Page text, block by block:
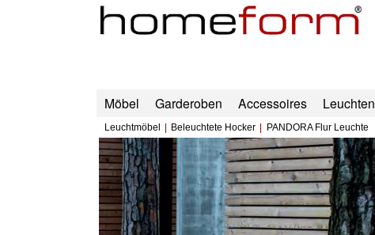
Möbel Garderoben Accessoires Leuchten
Leuchtmöbel Beleuchtete Hocker PANDORA Flur Leuchte